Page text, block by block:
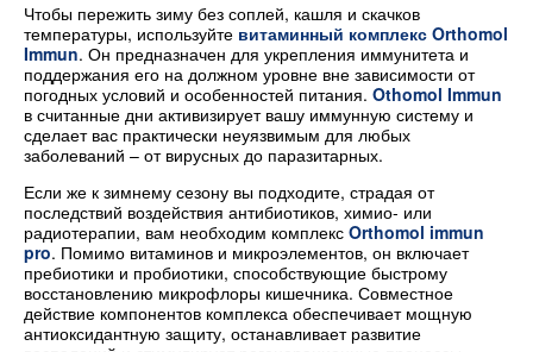
Чтобы пережить зиму без соплей, кашля и скачков
температуры, используйте витаминный комплекс Orthomol
Immun. Он предназначен для укрепления иммунитета и
поддержания его на должном уровне вне зависимости от
погодных условий и особенностей питания. Othomol Immun
в считанные дни активизирует вашу иммунную систему и
сделает вас практически неуязвимым для любых
заболеваний – от вирусных до паразитарных.
Если же к зимнему сезону вы подходите, страдая от
последствий воздействия антибиотиков, химио- или
радиотерапии, вам необходим комплекс Orthomol immun
pro. Помимо витаминов и микроэлементов, он включает
пребиотики и пробиотики, способствующие быстрому
восстановлению микрофлоры кишечника. Совместное
действие компонентов комплекса обеспечивает мощную
антиоксидантную защиту, останавливает развитие